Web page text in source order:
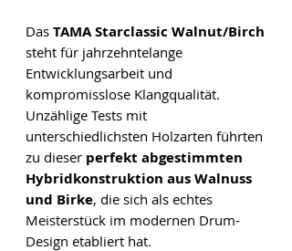
Das TAMA Starclassic Walnut/Birch
steht für jahrzehntelange
Entwicklungsarbeit und
kompromisslose Klangqualität.
Unzählige Tests mit
unterschiedlichsten Holzarten führten
zu dieser perfekt abgestimmten
Hybridkonstruktion aus Walnuss
und Birke, die sich als echtes
Meisterstück im modernen Drum-
Design etabliert hat.